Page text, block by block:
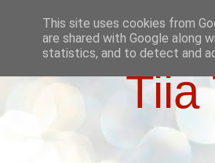
Tiia
This site uses cookies from
are shared with Google along
statistics, and to detect and